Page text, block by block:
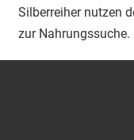
Silberreiher nutzen
zur Nahrungssuche.